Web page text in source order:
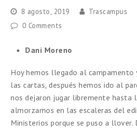
8 agosto, 2019 Trascampus
0 Comments
Dani Moreno
Hoy hemos llegado al campamento
las cartas, después hemos ido al
nos dejaron jugar libremente hasta
almorzamos en las escaleras del
Ministerios porque se puso a llover.